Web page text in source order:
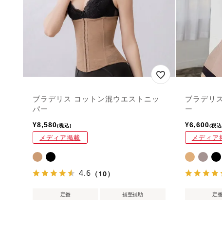
ブラデリス コットン混ウエストニッ
パー
¥8,580 税込
メディア掲載
4.6 （10）
定番 補整補助
ブラデリ
ー
¥6,600 税込
メディア
定